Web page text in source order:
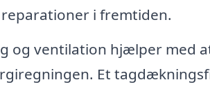
i fremtiden.
og ventilation hjælper med
Et